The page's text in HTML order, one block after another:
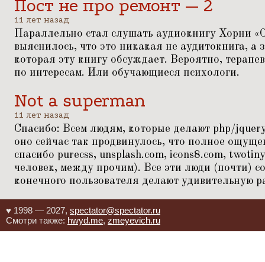
Пост не про ремонт — 2
11 лет назад
Параллельно стал слушать аудиокнигу Хорни «
выяснилось, что это никакая не аудитокнига, а
которая эту книгу обсуждает. Вероятно,
по интересам. Или обучающиеся психологи.
Not a superman
11 лет назад
Спасибо: Всем людям, которые делают php/
оно сейчас так продвинулось, что полное
спасибо purecss, unsplash.com, icons8.com,
человек, между прочим). Все эти люди (почти)
конечного пользователя делают удивительную
♥ 1998 — 2027, spectator@spectator.ru
Смотри также: hwyd.me, zmeyevich.ru